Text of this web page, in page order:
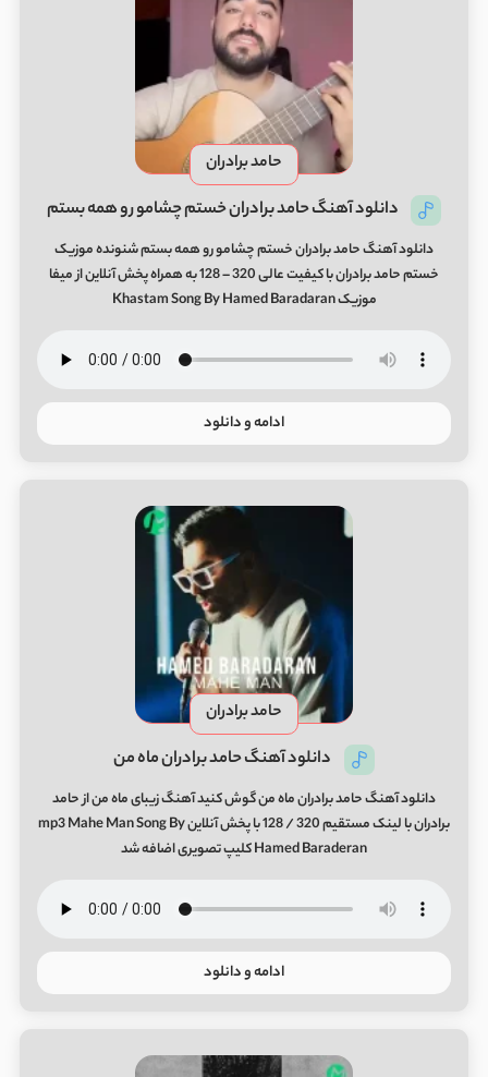
حامد برادران
دانلود آهنگ حامد برادران خستم چشامو رو همه بستم
دانلود آهنگ حامد برادران خستم چشامو رو همه بستم شنونده موزیک
خستم حامد برادران با کیفیت عالی 320 – 128 به همراه پخش آنلاین از میفا
موزیک Khastam Song By Hamed Baradaran
ادامه و دانلود
حامد برادران
دانلود آهنگ حامد برادران ماه من
دانلود آهنگ حامد برادران ماه من گوش کنید آهنگ زیبای ماه من از حامد
برادران با لینک مستقیم 320 / 128 با پخش آنلاین mp3 Mahe Man Song By
Hamed Baraderan کلیپ تصویری اضافه شد
ادامه و دانلود